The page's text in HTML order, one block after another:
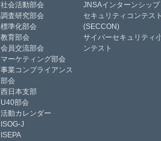
社会活動部会
調査研究部会
標準化部会
教育部会
会員交流部会
マーケティング部会
事業コンプライアンス
部会
西日本支部
U40部会
活動カレンダー
ISOG-J
ISEPA
JNSAインターンシップ
セキュリティコンテス
(SECCON)
サイバーセキュリティ
ンテスト